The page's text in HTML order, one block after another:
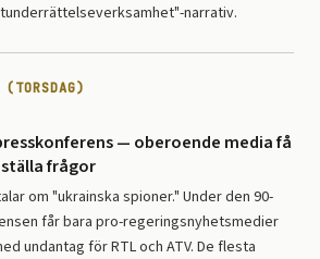
narrativ.
— oberoende media få
frågor
om "ukrainska spioner." Under den 90-
får bara pro-regeringsnyhetsmedier
undantag för RTL och ATV. De flesta